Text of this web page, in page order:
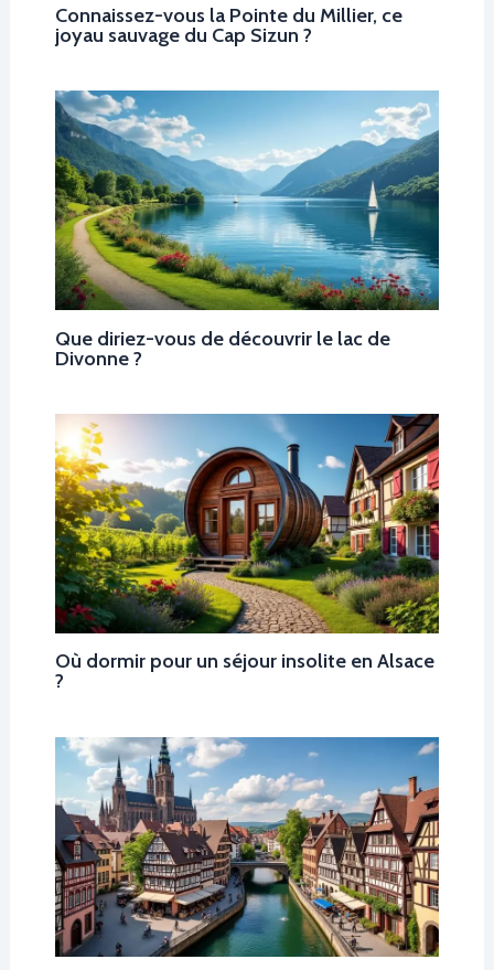
Connaissez-vous la Pointe du Millier, ce
joyau sauvage du Cap Sizun ?
Que diriez-vous de découvrir le lac de
Divonne ?
Où dormir pour un séjour insolite en Alsace
?